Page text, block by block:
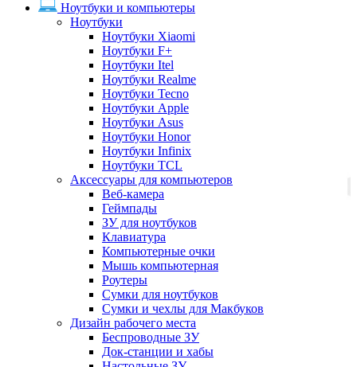
Ноутбуки и компьютеры
Ноутбуки
Ноутбуки Xiaomi
Ноутбуки F+
Ноутбуки Itel
Ноутбуки Realme
Ноутбуки Tecno
Ноутбуки Apple
Ноутбуки Asus
Ноутбуки Honor
Ноутбуки Infinix
Ноутбуки TCL
Аксессуары для компьютеров
Веб-камера
Геймпады
ЗУ для ноутбуков
Клавиатура
Компьютерные очки
Мышь компьютерная
Роутеры
Сумки для ноутбуков
Сумки и чехлы для Макбуков
Дизайн рабочего места
Беспроводные ЗУ
Док-станции и хабы